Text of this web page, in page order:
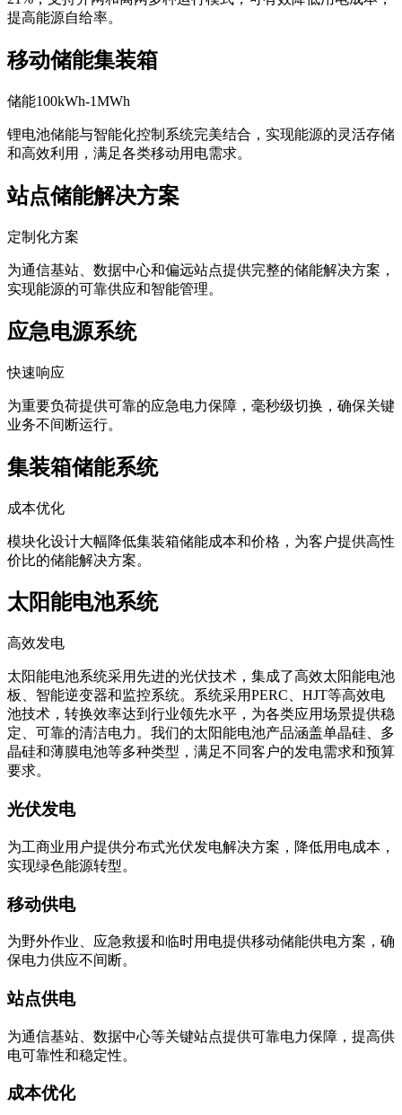
提高能源自给率。
移动储能集装箱
储能100kWh-1MWh
锂电池储能与智能化控制系统完美结合，实现能源的灵活存储
和高效利用，满足各类移动用电需求。
站点储能解决方案
定制化方案
为通信基站、数据中心和偏远站点提供完整的储能解决方案，
实现能源的可靠供应和智能管理。
应急电源系统
快速响应
为重要负荷提供可靠的应急电力保障，毫秒级切换，确保关键
业务不间断运行。
集装箱储能系统
成本优化
模块化设计大幅降低集装箱储能成本和价格，为客户提供高性
价比的储能解决方案。
太阳能电池系统
高效发电
太阳能电池系统采用先进的光伏技术，集成了高效太阳能电池
板、智能逆变器和监控系统。系统采用PERC、HJT等高效电
池技术，转换效率达到行业领先水平，为各类应用场景提供稳
定、可靠的清洁电力。我们的太阳能电池产品涵盖单晶硅、多
晶硅和薄膜电池等多种类型，满足不同客户的发电需求和预算
要求。
光伏发电
为工商业用户提供分布式光伏发电解决方案，降低用电成本，
实现绿色能源转型。
移动供电
为野外作业、应急救援和临时用电提供移动储能供电方案，确
保电力供应不间断。
站点供电
为通信基站、数据中心等关键站点提供可靠电力保障，提高供
电可靠性和稳定性。
成本优化